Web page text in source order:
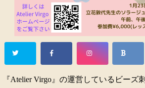
『Atelier Virgo』の運営しているビー